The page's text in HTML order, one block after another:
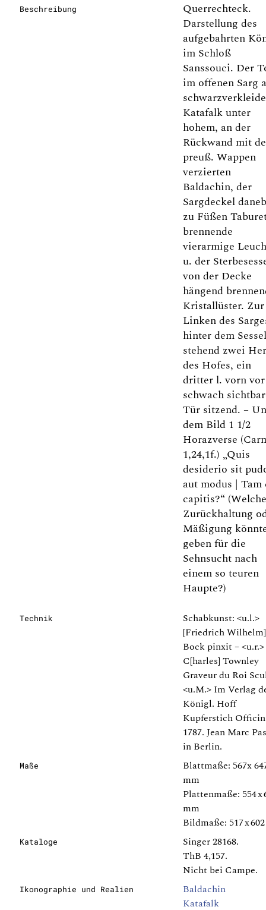
Beschreibung
Querrechteck.
Darstellung des
aufgebahrten
im Schloß
Sanssouci. Der
im offenen Sarg
Katafalk unter
hohem, an der
Rückwand mit
preuß. Wappen
verzierten
Baldachin, der
Sargdeckel
zu Füßen
brennende
vierarmige
u. der
von der Decke
hängend
Kristallüster. Zur
Linken des
hinter dem Sessel
stehend zwei
des Hofes, ein
dritter l. vorn
schwach
Tür sitzend. –
dem Bild 1 1/2
Horazverse
1,24,1f.) „Quis
desiderio sit
aut modus |
capitis?“ (Welche
Zurückhaltung
Mäßigung
geben für die
Sehnsucht nach
einem so teuren
Haupte?)
Technik
Schabkunst: <u.l.>
[Friedrich Wilhelm]
Bock pinxit – <u.r.>
C[harles] Townley
Graveur du Roi
<u.M.> Im Verlag
Königl. Hoff
Kupferstich Officin
1787. Jean Marc
in Berlin.
Maße
Blattmaße: 567x
mm
Plattenmaße: 554 x
mm
Bildmaße: 517 x
Kataloge
Singer 28168.
ThB 4,157.
Nicht bei Campe.
Ikonographie und Realien
Baldachin
Katafalk